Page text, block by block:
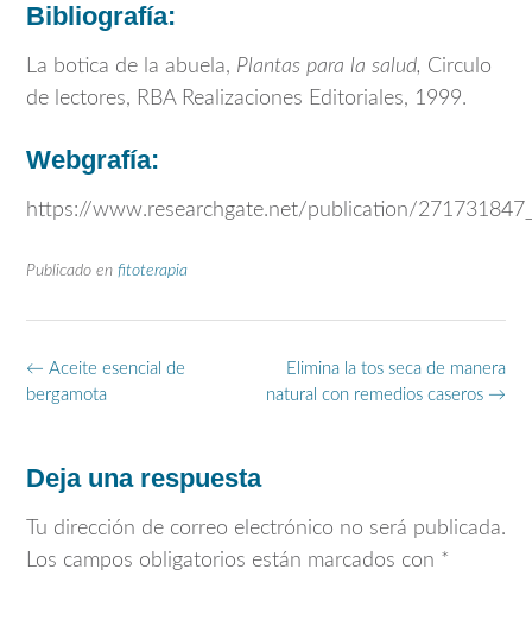
Bibliografía:
La botica de la abuela, Plantas para la salud, Circulo
de lectores, RBA Realizaciones Editoriales, 1999.
Webgrafía:
https://www.researchgate.net/publication/
Publicado en fitoterapia
Navegación
de
Elimina la tos seca de manera
natural con remedios caseros →
← Aceite esencial de
bergamota
Deja una respuesta
Tu dirección de correo electrónico no será publicada.
Los campos obligatorios están marcados con *